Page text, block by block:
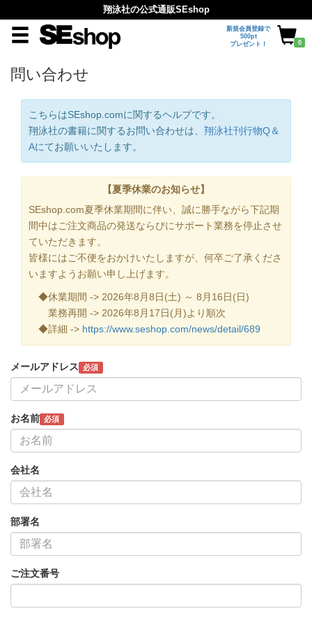
翔泳社の公式通販SEshop
新規会員登録で
500pt
プレゼント！
0
問い合わせ
こちらはSEshop.comに関するヘルプです。
翔泳社の書籍に関するお問い合わせは、 翔泳社刊行物Q＆
Aにてお願いいたします。
【夏季休業のお知らせ】
SEshop.com夏季休業期間に伴い、誠に勝手ながら下記期
間中はご注文商品の発送ならびにサポート業務を停止させ
ていただきます。
皆様にはご不便をおかけいたしますが、何卒ご了承くださ
いますようお願い申し上げます。
◆休業期間 -> 2026年8月8日(土) ～ 8月16日(日)
業務再開 -> 2026年8月17日(月)より順次
◆詳細 -> https://www.seshop.com/news/detail/689
メールアドレス 必須
お名前 必須
会社名
部署名
ご注文番号